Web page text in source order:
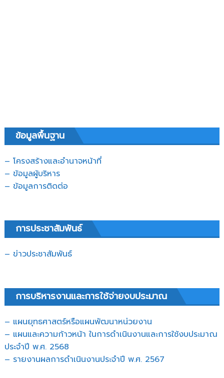
ข้อมูลพื้นฐาน
– โครงสร้างและอำนาจหน้าที่
– ข้อมูลผู้บริหาร
– ข้อมูลการติดต่อ
การประชาสัมพันธ์
– ข่าวประชาสัมพันธ์
การบริหารงานและการใช้จ่ายงบประมาณ
– แผนยุทธศาสตร์หรือแผนพัฒนาหน่วยงาน
– แผนและความก้าวหน้า ในการดำเนินงานและการใช้งบประมาณ
ประจำปี พ.ศ. 2568
– รายงานผลการดำเนินงานประจำปี พ.ศ. 2567